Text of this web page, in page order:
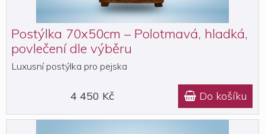
Postýlka 70x50cm – Polotmavá, hladká,
povlečení dle výběru
Luxusní postýlka pro pejska
4 450 Kč  Do košíku